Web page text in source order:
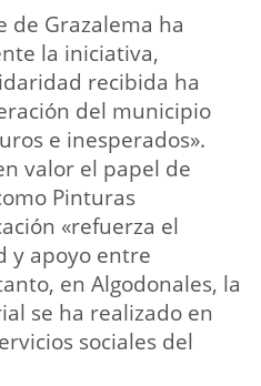
de Grazalema ha
la iniciativa,
recibida ha
del municipio
e inesperados».
valor el papel de
Pinturas
«refuerza el
y apoyo entre
en Algodonales, la
se ha realizado en
sociales del